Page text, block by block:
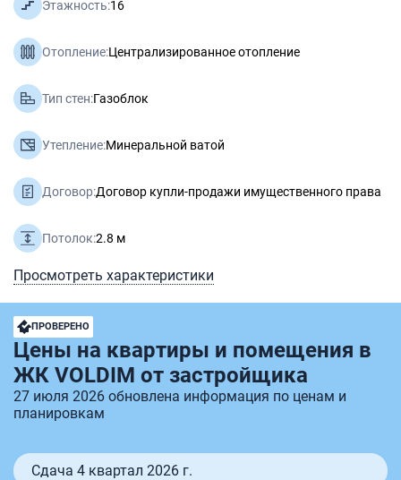
Этажность:16
Отопление:Централизированное отопление
Тип стен:Газоблок
Утепление:Минеральной ватой
Договор:Договор купли-продажи имущественного права
Потолок:2.8 м
Просмотреть характеристики
ПРОВЕРЕНО
Цены на квартиры и помещения в
ЖК VOLDIM от застройщика
27 июля 2026 обновлена информация по ценам и
планировкам
Сдача 4 квартал 2026 г.